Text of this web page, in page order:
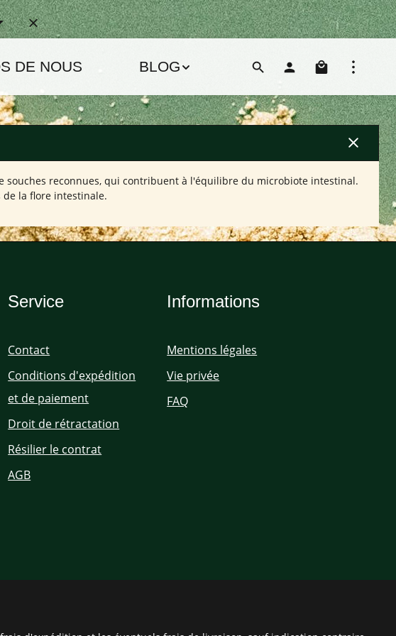
DE NOUS BLOG Le
souches reconnues, qui contribuent à l'équilibre du microbiote intestinal.
la flore intestinale.
Service
Contact
Conditions d'expédition
et de paiement
Droit de rétractation
Résilier le contrat
AGB
Informations
Mentions légales
Vie privée
FAQ